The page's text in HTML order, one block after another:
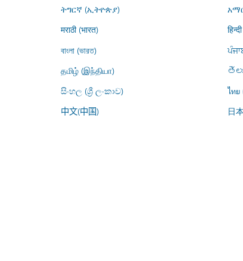
ትግርኛ (ኢትዮጵያ)
मराठी (भारत)
বাংলা (ভারত)
தமிழ் (இந்தியா)
සිංහල (ශ්‍රී ලංකාව)
ไทย
中文(中国) 日